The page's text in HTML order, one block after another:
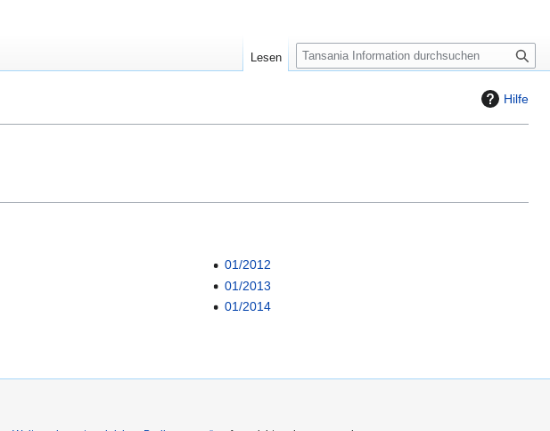
Hilfe
01/2012
01/2013
01/2014
Lesen
S
u
e